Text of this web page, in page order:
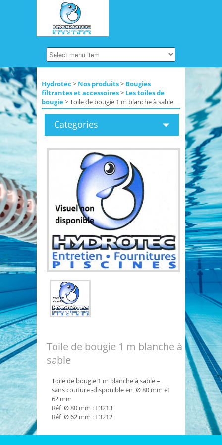
Hydrotec > Nos produits> Bougies
filtrantes et accessoires> Les toiles de
bougie> Toile de bougie 1 m blanche à sable
Categories
Toile de bougie 1 m blanche à
sable
Toile de bougie 1 m blanche à sable –
sans couture -disponible en Ø 80 mm et
62 mm
Réf Ø 80 mm : F3213
Réf Ø 62 mm : F3212